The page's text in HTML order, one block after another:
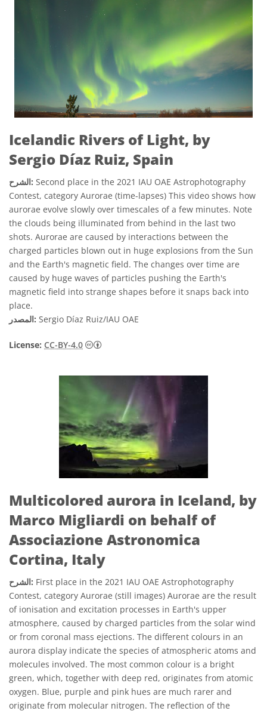
Icelandic Rivers of Light, by
Sergio Díaz Ruiz, Spain
الشرح: Second place in the 2021 IAU OAE Astrophotography
Contest, category Aurorae (time-lapses) This video shows how
aurorae evolve slowly over timescales of a few minutes. Note
the clouds being illuminated from behind in the last two
shots. Aurorae are caused by interactions between the
charged particles blown out in huge explosions from the Sun
and the Earth's magnetic field. The changes over time are
caused by huge waves of particles pushing the Earth's
magnetic field into strange shapes before it snaps back into
place.
المصدر: Sergio Díaz Ruiz/IAU OAE
License: CC-BY-4.0
Multicolored aurora in Iceland, by
Marco Migliardi on behalf of
Associazione Astronomica
Cortina, Italy
الشرح: First place in the 2021 IAU OAE Astrophotography
Contest, category Aurorae (still images) Aurorae are the result
of ionisation and excitation processes in Earth's upper
atmosphere, caused by charged particles from the solar wind
or from coronal mass ejections. The different colours in an
aurora display indicate the species of atmospheric atoms and
molecules involved. The most common colour is a bright
green, which, together with deep red, originates from atomic
oxygen. Blue, purple and pink hues are much rarer and
originate from molecular nitrogen. The reflection of the